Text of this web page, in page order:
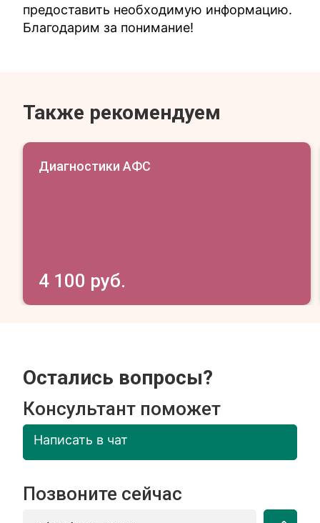
предоставить необходимую информацию.
Благодарим за понимание!
Также рекомендуем
Диагностики АФС
4 100 руб.
Остались вопросы?
Консультант поможет
Написать в чат
Позвоните сейчас